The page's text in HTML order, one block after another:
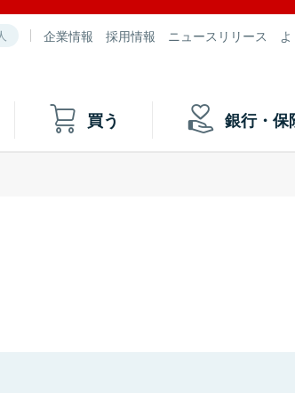
企業情報 採用情報 ニュースリリース
買う 銀行・保